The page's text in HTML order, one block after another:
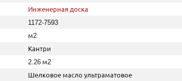
Инженерная доска
1172-7593
м2
Кантри
2.26 м2
Шелковое масло ультраматовое